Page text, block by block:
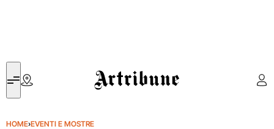
Artribune
HOME›EVENTI E MOSTRE